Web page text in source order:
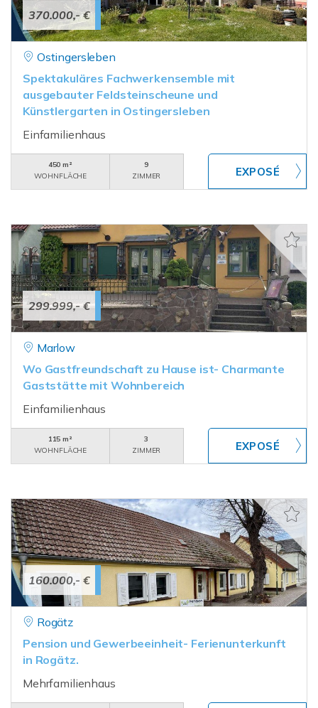
370.000,- €
Ostingersleben
Spektakuläres Fachwerkensemble mit
ausgebauter Feldsteinscheune und
Künstlergarten in Ostingersleben
Einfamilienhaus
450 m²
WOHNFLÄCHE
9
ZIMMER
299.999,- €
Marlow
Wo Gastfreundschaft zu Hause ist- Charmante
Gaststätte mit Wohnbereich
Einfamilienhaus
115 m²
WOHNFLÄCHE
3
ZIMMER
160.000,- €
Rogätz
Pension und Gewerbeeinheit- Ferienunterkunft
in Rogätz.
Mehrfamilienhaus